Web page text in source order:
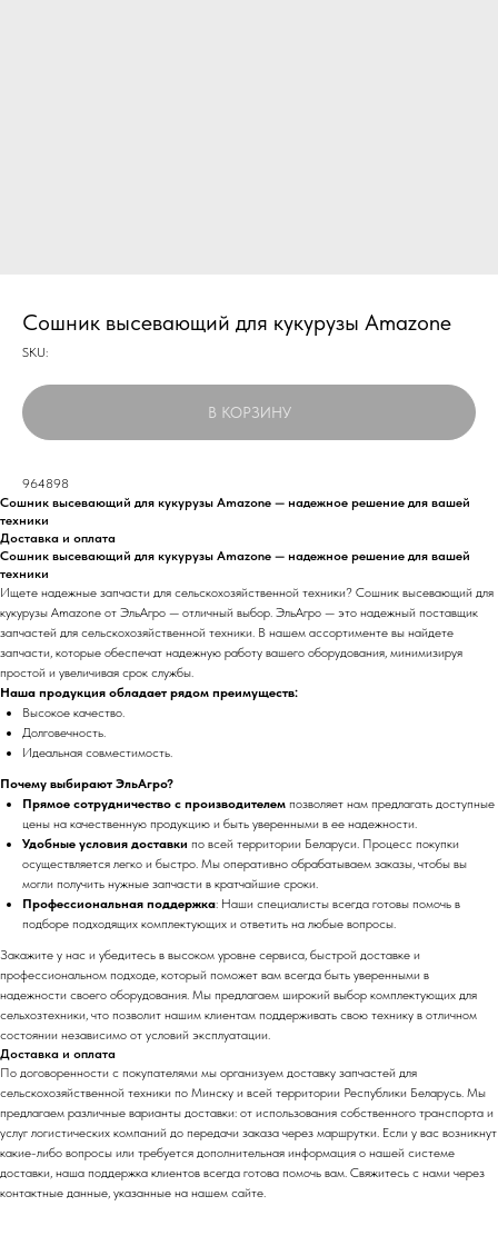
Сошник высевающий для кукурузы Amazone
SKU:
В КОРЗИНУ
964898
Сошник высевающий для кукурузы Amazone — надежное решение для вашей
техники
Доставка и оплата
Сошник высевающий для кукурузы Amazone — надежное решение для вашей
техники
Ищете надежные запчасти для сельскохозяйственной техники? Сошник высевающий для
кукурузы Amazone от ЭльАгро — отличный выбор. ЭльАгро — это надежный поставщик
запчастей для сельскохозяйственной техники. В нашем ассортименте вы найдете
запчасти, которые обеспечат надежную работу вашего оборудования, минимизируя
простой и увеличивая срок службы.
Наша продукция обладает рядом преимуществ:
Высокое качество.
Долговечность.
Идеальная совместимость.
Почему выбирают ЭльАгро?
Прямое сотрудничество с производителем позволяет нам предлагать доступные
цены на качественную продукцию и быть уверенными в ее надежности.
Удобные условия доставки по всей территории Беларуси. Процесс покупки
осуществляется легко и быстро. Мы оперативно обрабатываем заказы, чтобы вы
могли получить нужные запчасти в кратчайшие сроки.
Профессиональная поддержка: Наши специалисты всегда готовы помочь в
подборе подходящих комплектующих и ответить на любые вопросы.
Закажите у нас и убедитесь в высоком уровне сервиса, быстрой доставке и
профессиональном подходе, который поможет вам всегда быть уверенными в
надежности своего оборудования. Мы предлагаем широкий выбор комплектующих для
сельхозтехники, что позволит нашим клиентам поддерживать свою технику в отличном
состоянии независимо от условий эксплуатации.
Доставка и оплата
По договоренности с покупателями мы организуем доставку запчастей для
сельскохозяйственной техники по Минску и всей территории Республики Беларусь. Мы
предлагаем различные варианты доставки: от использования собственного транспорта и
услуг логистических компаний до передачи заказа через маршрутки. Если у вас возникнут
какие-либо вопросы или требуется дополнительная информация о нашей системе
доставки, наша поддержка клиентов всегда готова помочь вам. Свяжитесь с нами через
контактные данные, указанные на нашем сайте.